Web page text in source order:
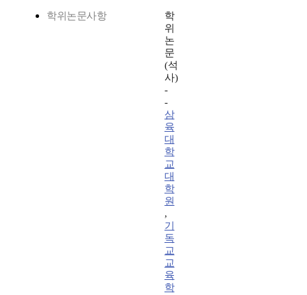
학위논문사항
학
위
논
문
(석
사)
-
-
삼
육
대
학
교
대
학
원
,
기
독
교
교
육
학